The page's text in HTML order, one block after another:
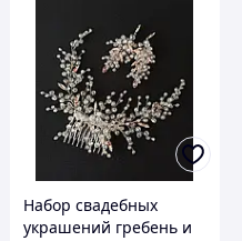
Набор свадебных
украшений гребень и